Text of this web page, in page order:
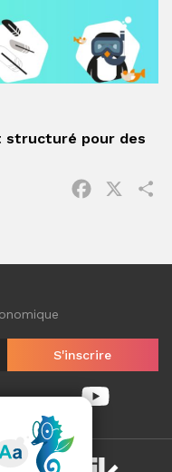
structuré pour des
Facebook